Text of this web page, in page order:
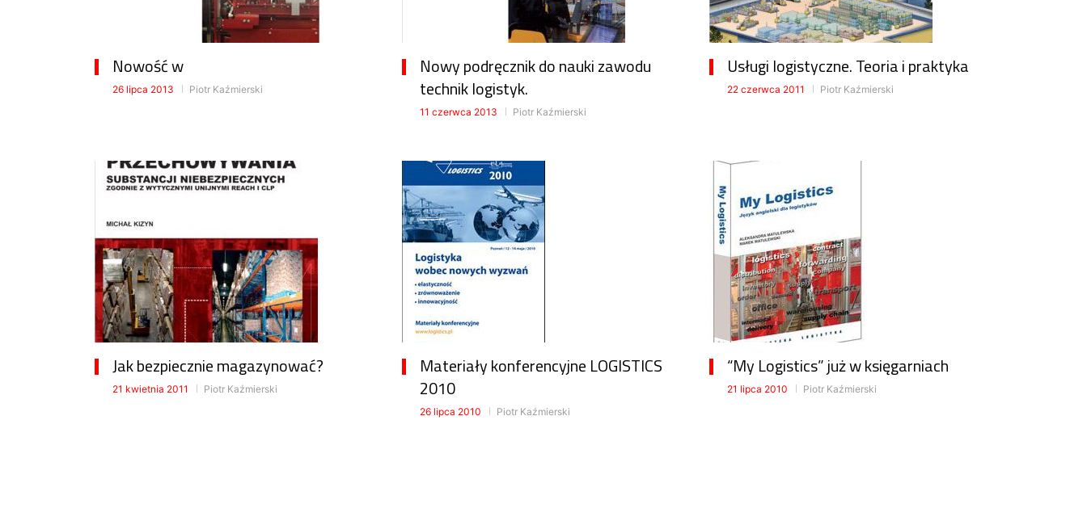
Nowość w
26 lipca 2013 Piotr Kaźmierski
Nowy podręcznik do nauki zawodu
technik logistyk.
11 czerwca 2013 Piotr Kaźmierski
Usługi logistyczne. Teoria i praktyka
22 czerwca 2011 Piotr Kaźmierski
Jak bezpiecznie magazynować?
21 kwietnia 2011 Piotr Kaźmierski
Materiały konferencyjne LOGISTICS
2010
26 lipca 2010 Piotr Kaźmierski
“My Logistics” już w księgarniach
21 lipca 2010 Piotr Kaźmierski